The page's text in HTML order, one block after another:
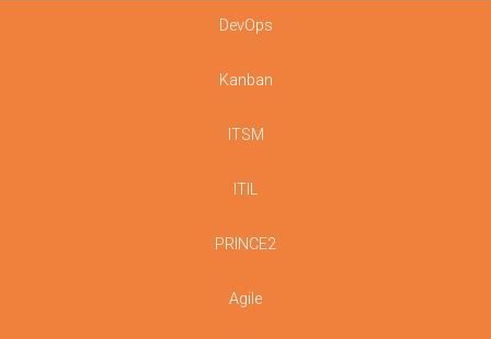
DevOps
Kanban
ITSM
ITIL
PRINCE2
Agile